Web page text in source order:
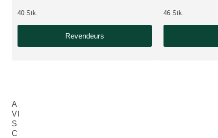
40 Stk.
Revendeurs
46 Stk.
A
VI
S
C